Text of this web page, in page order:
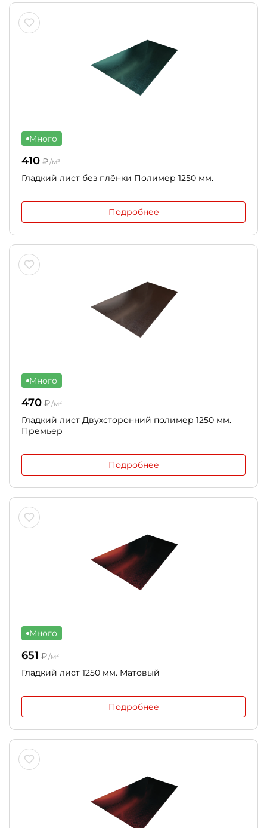
Много
410 ₽/м²
Гладкий лист без плёнки Полимер 1250 мм.
Подробнее
Много
470 ₽/м²
Гладкий лист Двухсторонний полимер 1250 мм.
Премьер
Подробнее
Много
651 ₽/м²
Гладкий лист 1250 мм. Матовый
Подробнее